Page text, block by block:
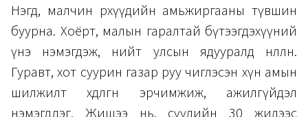
Нэгд, малчин өрхүүдийн амьжиргааны түвшин
буурна. Хоёрт, малын гаралтай бүтээгдэхүүний
үнэ нэмэгдэж, нийт улсын ядууралд нөлөөлнө.
Гуравт, хот суурин газар руу чиглэсэн хүн амын
шилжилт хөдөлгөөн эрчимжиж, ажилгүйдэл